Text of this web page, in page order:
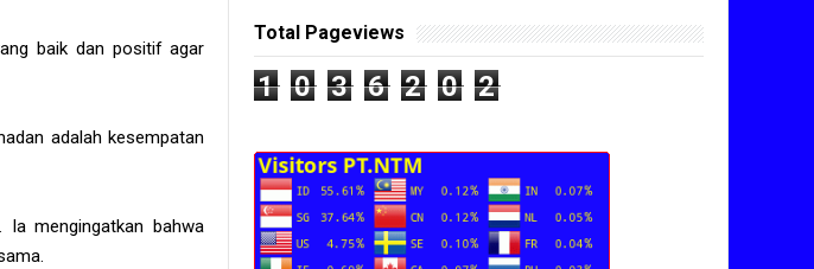
baik dan positif agar
adalah kesempatan
Ia mengingatkan bahwa
Total Pageviews
1 0 3 6 2 0 2